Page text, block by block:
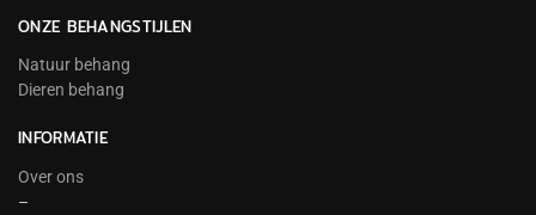
ONZE BEHANGSTIJLEN
Natuur behang
Dieren behang
INFORMATIE
Over ons
–